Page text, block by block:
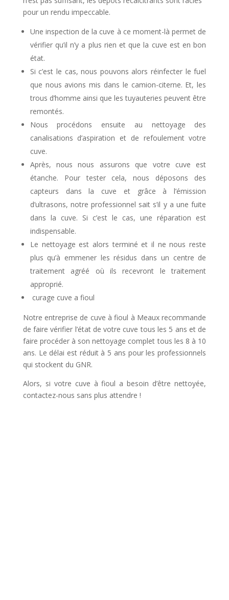
pour un rendu impeccable.
Une inspection de la cuve à ce moment-là permet de
vérifier qu’il n’y a plus rien et que la cuve est en bon
état.
Si c’est le cas, nous pouvons alors réinfecter le fuel
que nous avions mis dans le camion-citerne. Et, les
trous d’homme ainsi que les tuyauteries peuvent être
remontés.
Nous procédons ensuite au nettoyage des
canalisations d’aspiration et de refoulement votre
cuve.
Après, nous nous assurons que votre cuve est
étanche. Pour tester cela, nous déposons des
capteurs dans la cuve et grâce à l’émission
d’ultrasons, notre professionnel sait s’il y a une fuite
dans la cuve. Si c’est le cas, une réparation est
indispensable.
Le nettoyage est alors terminé et il ne nous reste
plus qu’à emmener les résidus dans un centre de
traitement agréé où ils recevront le traitement
approprié.
curage cuve a fioul
Notre entreprise de cuve à fioul à Meaux recommande
de faire vérifier l’état de votre cuve tous les 5 ans et de
faire procéder à son nettoyage complet tous les 8 à 10
ans. Le délai est réduit à 5 ans pour les professionnels
qui stockent du GNR.
Alors, si votre cuve à fioul a besoin d’être nettoyée,
contactez-nous sans plus attendre !